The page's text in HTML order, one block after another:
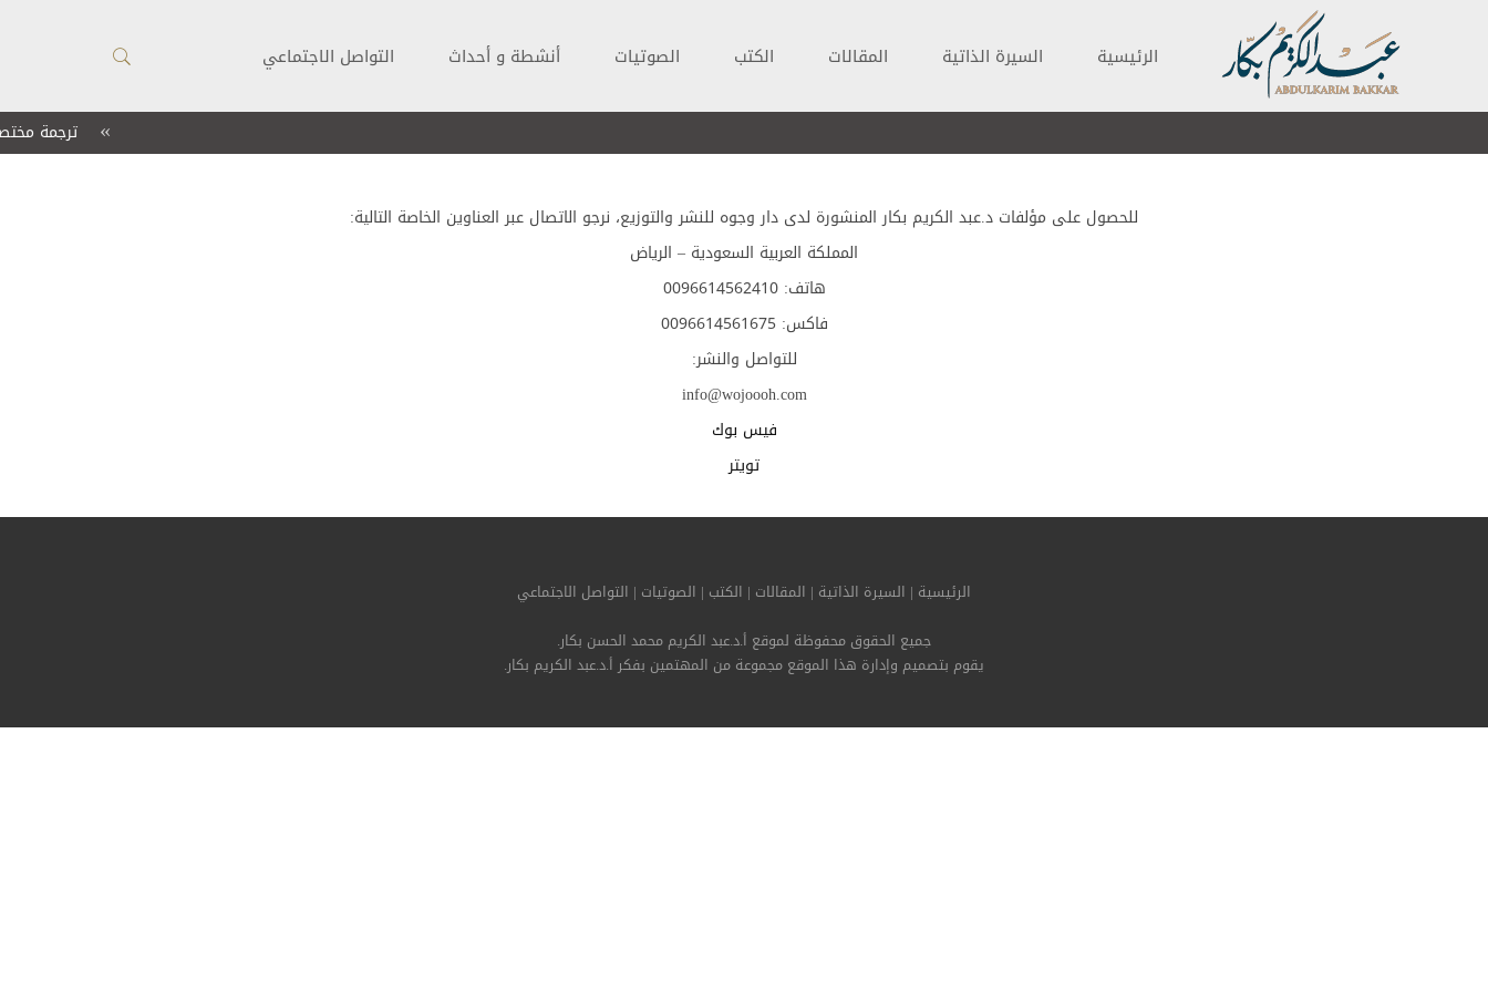
الرئيسية السيرة الذاتية المقالات الكتب الصوتيات أنشطة و أحداث التواصل الاجتماعي
» ترجمة
للحصول على مؤلفات د.عبد الكريم بكار المنشورة لدى دار وجوه للنشر والتوزيع، نرجو الاتصال عبر العناوين الخاصة التالية:
المملكة العربية السعودية – الرياض
هاتف: 0096614562410
فاكس: 0096614561675
للتواصل والنشر:
info@wojoooh.com
فيس بوك
تويتر
الرئيسية | السيرة الذاتية | المقالات | الكتب | الصوتيات | التواصل الاجتماعي
جميع الحقوق محفوظة لموقع أ.د.عبد الكريم محمد الحسن بكار.
يقوم بتصميم وإدارة هذا الموقع مجموعة من المهتمين بفكر أ.د.عبد الكريم بكار.